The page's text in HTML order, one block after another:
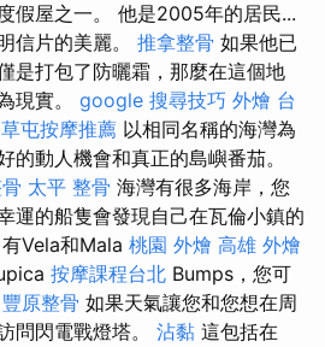
假屋之一。 他是2005年的居民...
信片的美麗。 推拿整骨 如果他已
是打包了防曬霜，那麼在這個地
現實。 google 搜尋技巧 外燴 台
草屯按摩推薦 以相同名稱的海灣為
的動人機會和真正的島嶼番茄。
太平 整骨 海灣有很多海岸，您
運的船隻會發現自己在瓦倫小鎮的
Vela和Mala 桃園 外燴 高雄 外燴
按摩課程台北 Bumps，您可
豐原整骨 如果天氣讓您和您想在周
問閃電戰燈塔。 沾黏 這包括在